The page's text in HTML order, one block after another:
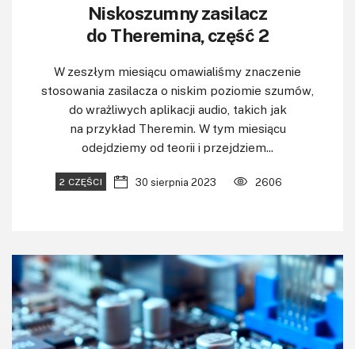
Niskoszumny zasilacz
do Theremina, część 2
W zeszłym miesiącu omawialiśmy znaczenie
stosowania zasilacza o niskim poziomie szumów,
do wrażliwych aplikacji audio, takich jak
na przykład Theremin. W tym miesiącu
odejdziemy od teorii i przejdziem...
2 CZĘŚCI 30 sierpnia 2023 2606